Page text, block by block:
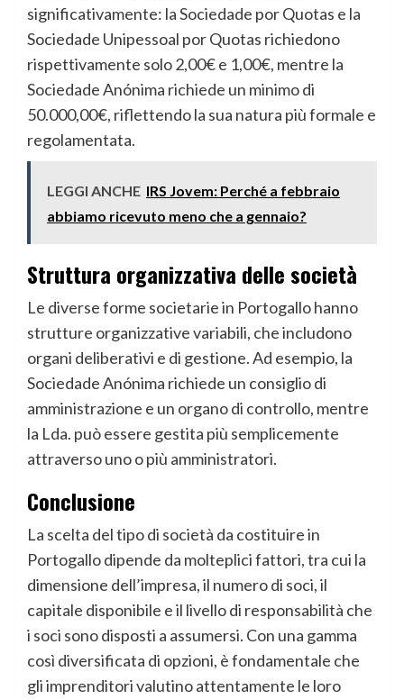
significativamente: la Sociedade por Quotas e la
Sociedade Unipessoal por Quotas richiedono
rispettivamente solo 2,00€ e 1,00€, mentre la
Sociedade Anónima richiede un minimo di
50.000,00€, riflettendo la sua natura più formale e
regolamentata.
LEGGI ANCHE IRS Jovem: Perché a febbraio
abbiamo ricevuto meno che a gennaio?
Struttura organizzativa delle società
Le diverse forme societarie in Portogallo hanno
strutture organizzative variabili, che includono
organi deliberativi e di gestione. Ad esempio, la
Sociedade Anónima richiede un consiglio di
amministrazione e un organo di controllo, mentre
la Lda. può essere gestita più semplicemente
attraverso uno o più amministratori.
Conclusione
La scelta del tipo di società da costituire in
Portogallo dipende da molteplici fattori, tra cui la
dimensione dell’impresa, il numero di soci, il
capitale disponibile e il livello di responsabilità che
i soci sono disposti a assumersi. Con una gamma
così diversificata di opzioni, è fondamentale che
gli imprenditori valutino attentamente le loro